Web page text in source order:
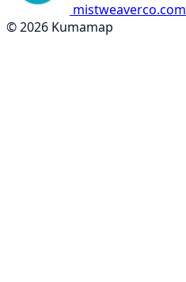
mistweaverco.com
© 2026 Kumamap